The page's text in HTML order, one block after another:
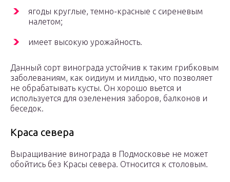
ягоды круглые, темно-красные с сиреневым
налетом;
имеет высокую урожайность.
Данный сорт винограда устойчив к таким грибковым
заболеваниям, как оидиум и милдью, что позволяет
не обрабатывать кусты. Он хорошо вьется и
используется для озеленения заборов, балконов и
беседок.
Краса севера
Выращивание винограда в Подмосковье не может
обойтись без Красы севера. Относится к столовым.